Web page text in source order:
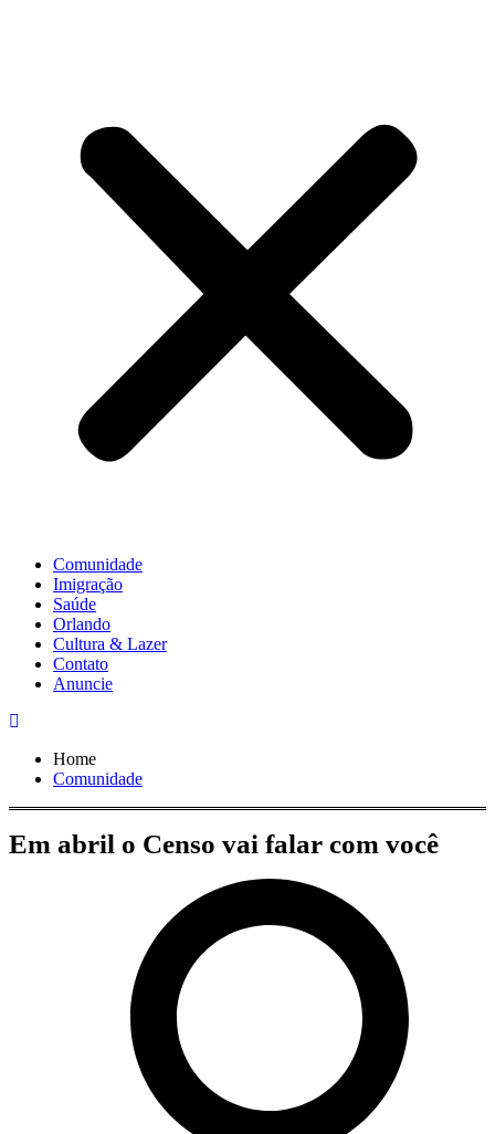
Comunidade
Imigração
Saúde
Orlando
Cultura & Lazer
Contato
Anuncie
Home
Comunidade
Em abril o Censo vai falar com você